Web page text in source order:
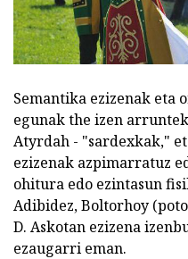
Semantika ezizenak eta
egunak the izen
Atyrdah - "sardexkak,"
ezizenak azpimarratuz
ohitura edo ezintasun
Adibidez, Boltorhoy
D. Askotan ezizena
ezaugarri eman.